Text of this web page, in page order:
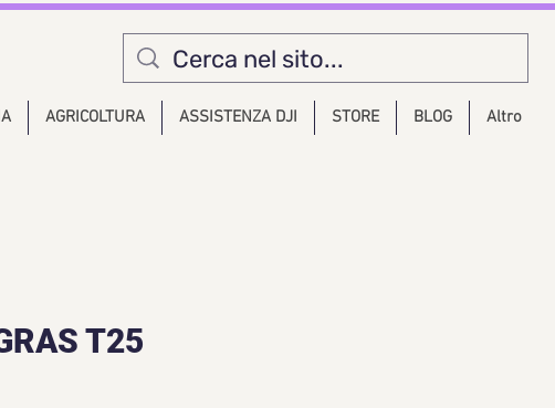
AGRICOLTURA ASSISTENZA DJI STORE BLOG Altro
T25